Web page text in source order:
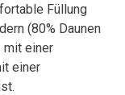
Füllung
(80% Daunen
mit einer
einer